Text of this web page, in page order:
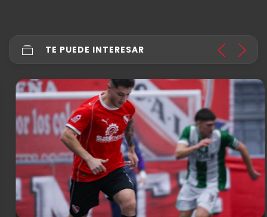
TE PUEDE INTERESAR